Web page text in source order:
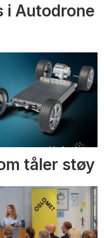
i Autodrone
tåler støy